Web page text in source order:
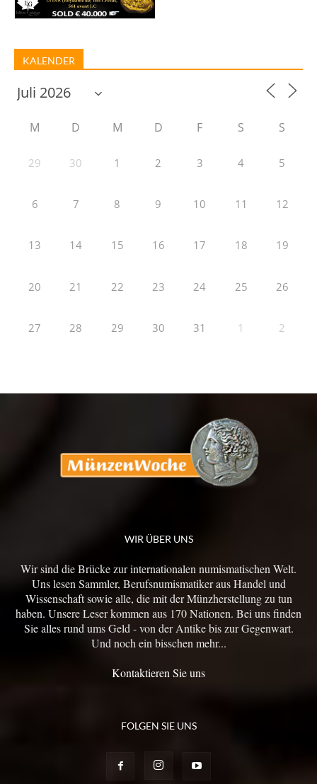
KALENDER
M D M D F S S
29 30 1 2 3 4 5
6 7 8 9 10 11 12
13 14 15 16 17 18 19
20 21 22 23 24 25 26
27 28 29 30 31 1 2
WIR ÜBER UNS
Wir sind die Brücke zur internationalen numismatischen Welt.
Uns lesen Sammler, Berufsnumismatiker aus Handel und
Wissenschaft sowie alle, die mit der Münzherstellung zu tun
haben. Unsere Leser kommen aus 170 Nationen. Bei uns finden
Sie alles rund ums Geld - von der Antike bis zur Gegenwart.
Und noch ein bisschen mehr...
Kontaktieren Sie uns
FOLGEN SIE UNS